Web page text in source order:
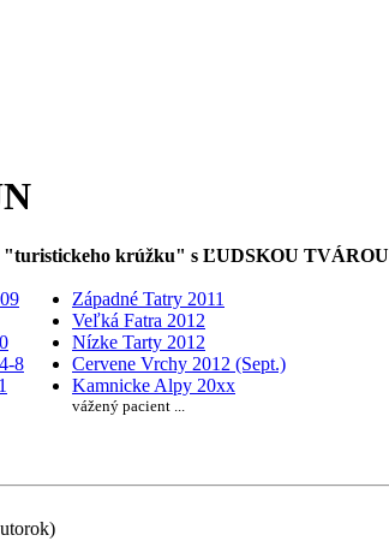
"turistickeho krúžku" s ĽUDSKOU TVÁROU
8
Západné Tatry 2011
Veľká Fatra 2012
Nízke Tarty 2012
Cervene Vrchy 2012 (Sept.)
Kamnicke Alpy 20xx
vážený pacient ...